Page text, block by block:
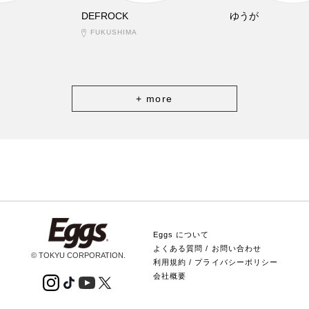
DEFROCK
FUKUSHIMA
ゆうが
+ more
© TOKYU CORPORATION.
Eggs について
よくある質問 / お問い合わせ
利用規約 / プライバシーポリシー
会社概要